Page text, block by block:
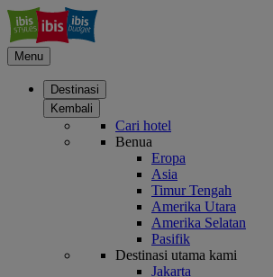
Menu
Destinasi
Kembali
Cari hotel
Benua
Eropa
Asia
Timur Tengah
Amerika Utara
Amerika Selatan
Pasifik
Destinasi utama kami
Jakarta